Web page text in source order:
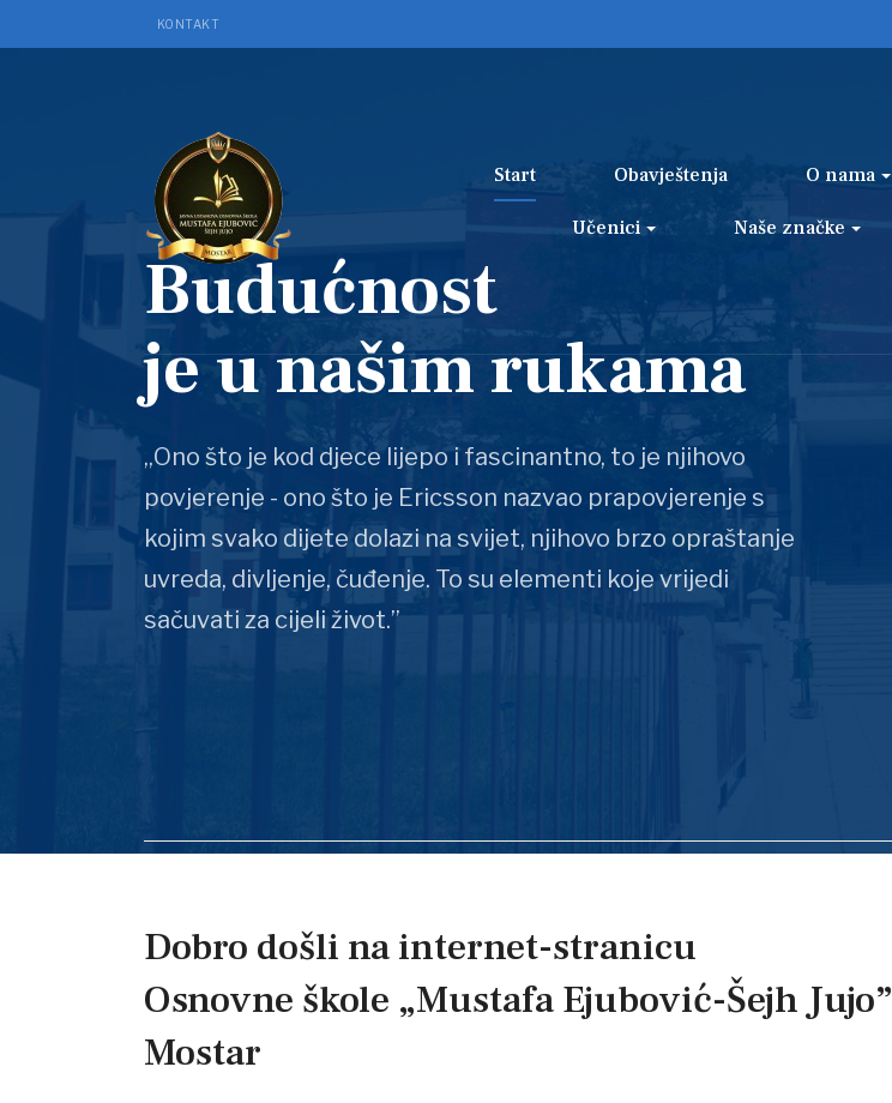
KONTAKT
Start Obavještenja O nama
Učenici Naše značke
Budućnost
je u našim rukama
„Ono što je kod djece lijepo i fascinantno, to je njihovo
povjerenje - ono što je Ericsson nazvao prapovjerenje s
kojim svako dijete dolazi na svijet, njihovo brzo opraštanje
uvreda, divljenje, čuđenje. To su elementi koje vrijedi
sačuvati za cijeli život.”
Dobro došli na internet-stranicu
Osnovne škole „Mustafa Ejubović-Šejh Jujo”
Mostar